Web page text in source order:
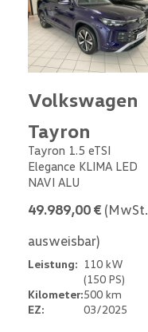
Volkswagen
Tayron
Tayron 1.5 eTSI
Elegance KLIMA LED
NAVI ALU
49.989,00 € (MwSt.
ausweisbar)
Leistung: 110 kW
(150 PS)
Kilometer:500 km
EZ:
03/2025